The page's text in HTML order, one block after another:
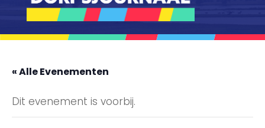
« Alle Evenementen
Dit evenement is voorbij.